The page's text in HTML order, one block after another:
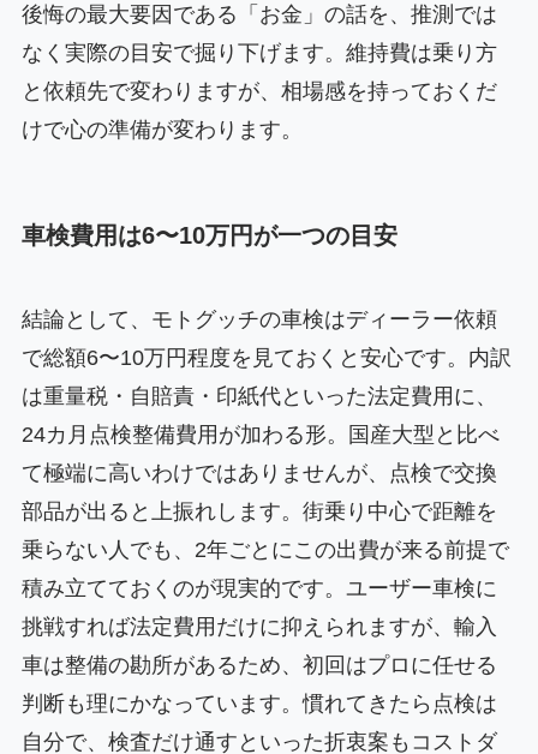
後悔の最大要因である「お金」の話を、推測では
なく実際の目安で掘り下げます。維持費は乗り方
と依頼先で変わりますが、相場感を持っておくだ
けで心の準備が変わります。
車検費用は6〜10万円が一つの目安
結論として、モトグッチの車検はディーラー依頼
で総額6〜10万円程度を見ておくと安心です。内訳
は重量税・自賠責・印紙代といった法定費用に、
24カ月点検整備費用が加わる形。国産大型と比べ
て極端に高いわけではありませんが、点検で交換
部品が出ると上振れします。街乗り中心で距離を
乗らない人でも、2年ごとにこの出費が来る前提で
積み立てておくのが現実的です。ユーザー車検に
挑戦すれば法定費用だけに抑えられますが、輸入
車は整備の勘所があるため、初回はプロに任せる
判断も理にかなっています。慣れてきたら点検は
自分で、検査だけ通すといった折衷案もコストダ